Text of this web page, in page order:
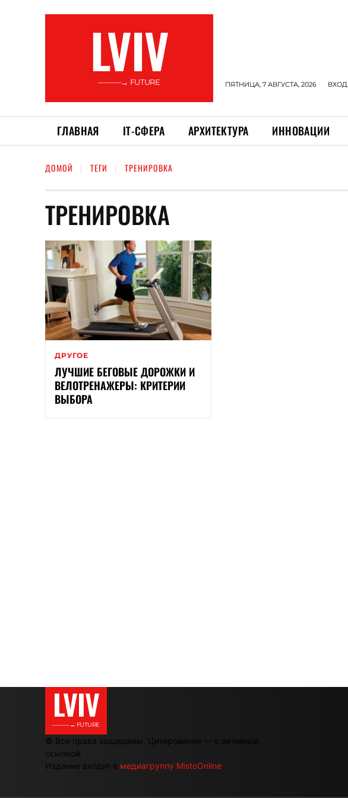
LVIV
———→ FUTURE ПЯТНИЦА, 7 АВГУСТА, 2026 ВХОД
ГЛАВНАЯ ІТ-СФЕРА АРХИТЕКТУРА ИННОВАЦИИ
ДОМОЙ ТЕГИ ТРЕНИРОВКА
ТРЕНИРОВКА
ДРУГОЕ
ЛУЧШИЕ БЕГОВЫЕ ДОРОЖКИ И
ВЕЛОТРЕНАЖЕРЫ: КРИТЕРИИ
ВЫБОРА
LVIV
———→ FUTURE
© Все права защищены. Цитирование — с активной
ссылкой.
Издание входит в медиагруппу MistoOnline